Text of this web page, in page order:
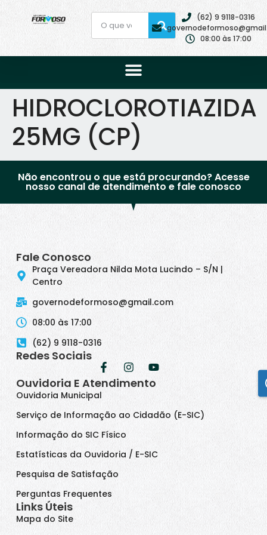
(62) 9 9118-0316
08:00 às 17:00
HIDROCLOROTIAZIDA
25MG (CP)
Não encontrou o que está procurando? Acesse
nosso canal de atendimento e fale conosco
Fale Conosco
Praça Vereadora Nilda Mota Lucindo – S/N |
Centro
governodeformoso@gmail.com
08:00 às 17:00
(62) 9 9118-0316
Redes Sociais
Ouvidoria E Atendimento
Ouvidoria Municipal
Serviço de Informação ao Cidadão (E-SIC)
Informação do SIC Físico
Estatísticas da Ouvidoria / E-SIC
Pesquisa de Satisfação
Perguntas Frequentes
Links Úteis
Mapa do Site